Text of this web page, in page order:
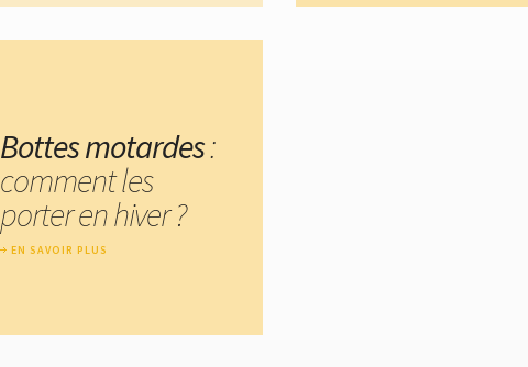
Bottes motardes:
comment les
porter en hiver ?
EN SAVOIR PLUS